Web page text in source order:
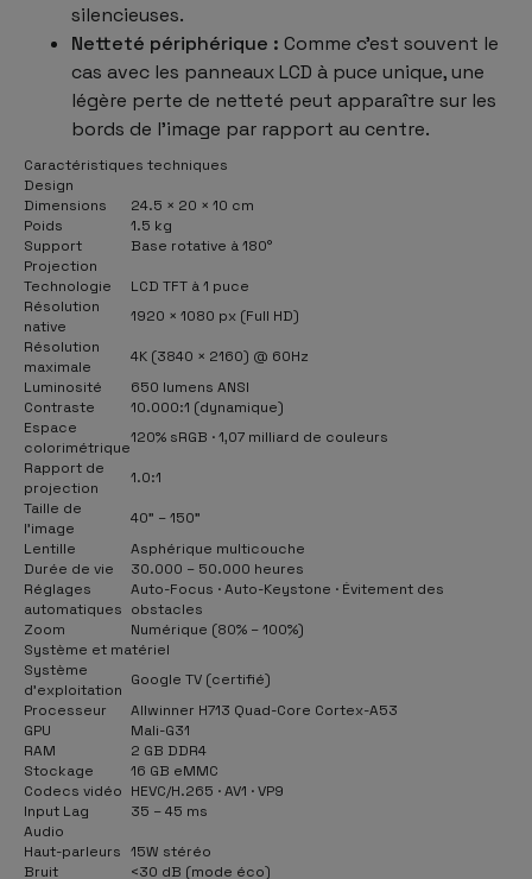
silencieuses.
Netteté périphérique : Comme c’est souvent le
cas avec les panneaux LCD à puce unique, une
légère perte de netteté peut apparaître sur les
bords de l’image par rapport au centre.
Caractéristiques techniques
Design
Dimensions
24.5 × 20 × 10 cm
Poids
1.5 kg
Support
Base rotative à 180°
Projection
Technologie
LCD TFT à 1 puce
Résolution
native
1920 × 1080 px (Full HD)
Résolution
maximale
4K (3840 × 2160) @ 60Hz
Luminosité
650 lumens ANSI
Contraste
10.000:1 (dynamique)
Espace
colorimétrique
120% sRGB · 1,07 milliard de couleurs
Rapport de
projection
1.0:1
Taille de
l’image
40" – 150"
Lentille
Asphérique multicouche
Durée de vie
30.000 – 50.000 heures
Réglages
automatiques
Auto-Focus · Auto-Keystone · Évitement des
obstacles
Zoom
Numérique (80% – 100%)
Système et matériel
Système
d’exploitation
Google TV (certifié)
Processeur
Allwinner H713 Quad-Core Cortex-A53
GPU
Mali-G31
RAM
2 GB DDR4
Stockage
16 GB eMMC
Codecs vidéo HEVC/H.265 · AV1 · VP9
Input Lag
35 – 45 ms
Audio
Haut-parleurs 15W stéréo
Bruit
<30 dB (mode éco)